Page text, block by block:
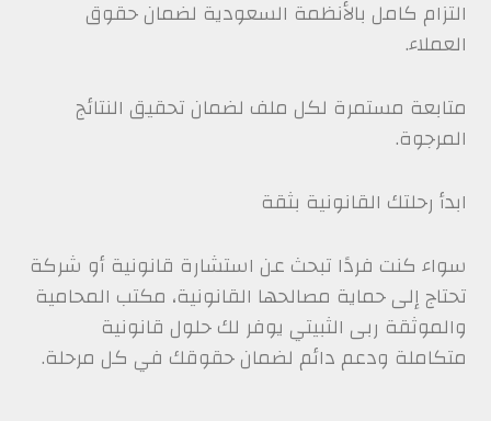
التزام كامل بالأنظمة السعودية لضمان حقوق
العملاء.
متابعة مستمرة لكل ملف لضمان تحقيق النتائج
المرجوة.
ابدأ رحلتك القانونية بثقة
سواء كنت فردًا تبحث عن استشارة قانونية أو شركة
تحتاج إلى حماية مصالحها القانونية، مكتب المحامية
والموثقة ربى الثبيتي يوفر لك حلول قانونية
متكاملة ودعم دائم لضمان حقوقك في كل مرحلة.